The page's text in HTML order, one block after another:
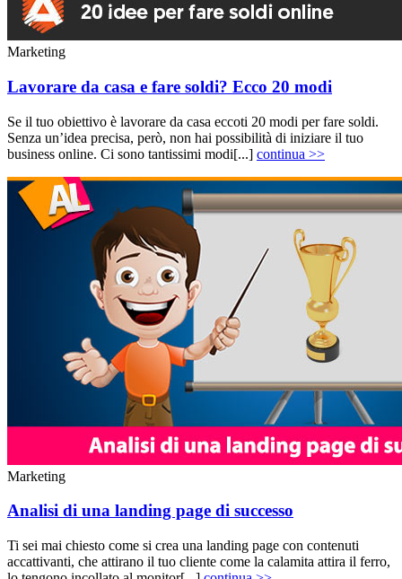
Marketing
Lavorare da casa e fare soldi? Ecco 20 modi
Se il tuo obiettivo è lavorare da casa eccoti 20 modi per fare soldi.
Senza un’idea precisa, però, non hai possibilità di iniziare il tuo
business online. Ci sono tantissimi modi[...] continua >>
Marketing
Analisi di una landing page di successo
Ti sei mai chiesto come si crea una landing page con contenuti
accattivanti, che attirano il tuo cliente come la calamita attira il ferro,